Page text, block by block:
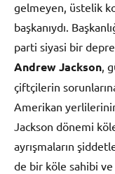
gelmeyen, üstelik
başkanıydı.
parti siyasi bir
Andrew Jackson ,
çiftçilerin
Amerikan
Jackson dönemi
ayrışmaların
de bir köle sahibi